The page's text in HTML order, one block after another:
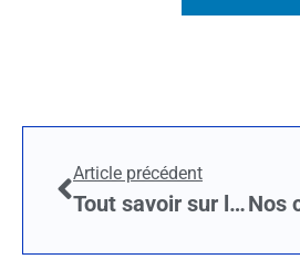
Article précédent
Tout savoir sur l’isolation des murs par l’extérieur !